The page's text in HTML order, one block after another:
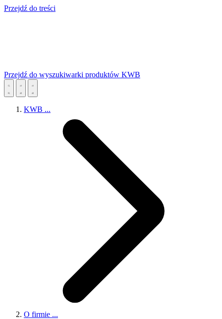
Przejdź do treści
Przejdź do wyszukiwarki produktów KWB
KWB ...
O firmie ...